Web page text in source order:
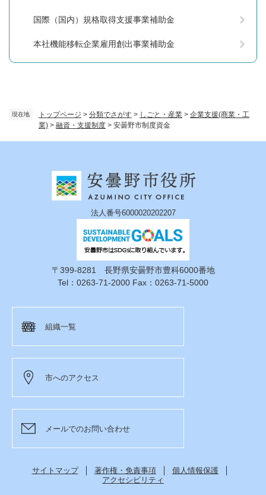
現在地 トップページ > 分類でさがす > しごと・産業 > 企業支援(商業・工
業) > 融資・支援制度 > 安曇野市制度資金
国際（国内）規格取得支援事業補助金
本社機能移転企業雇用創出事業補助金
法人番号6000020202207
〒399-8281 長野県安曇野市豊科6000番地
Tel：0263-71-2000 Fax：0263-71-5000
組織一覧
市へのアクセス
メールでのお問い合わせ
サイトマップ 著作権・免責事項
個人情報保護
アクセシビリティ